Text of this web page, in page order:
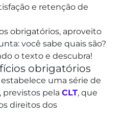
e retenção de
obrigatórios, aproveito
você sabe quais são?
o texto e descubra!
obrigatórios
uma série de
previstos pela CLT, que
direitos dos